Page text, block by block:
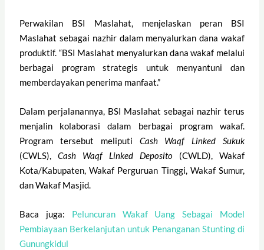
Perwakilan BSI Maslahat, menjelaskan peran BSI
Maslahat sebagai nazhir dalam menyalurkan dana wakaf
produktif. “BSI Maslahat menyalurkan dana wakaf melalui
berbagai program strategis untuk menyantuni dan
memberdayakan penerima manfaat.”
Dalam perjalanannya, BSI Maslahat sebagai nazhir terus
menjalin kolaborasi dalam berbagai program wakaf.
Program tersebut meliputi Cash Waqf Linked Sukuk
(CWLS),Cash Waqf Linked Deposito(CWLD), Wakaf
Kota/Kabupaten, Wakaf Perguruan Tinggi, Wakaf Sumur,
dan Wakaf Masjid.
Baca juga: Peluncuran Wakaf Uang Sebagai Model
Pembiayaan Berkelanjutan untuk Penanganan Stunting di
Gunungkidul